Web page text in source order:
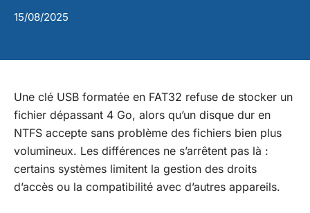
15/08/2025
Une clé USB formatée en FAT32 refuse de stocker un
fichier dépassant 4 Go, alors qu’un disque dur en
NTFS accepte sans problème des fichiers bien plus
volumineux. Les différences ne s’arrêtent pas là :
certains systèmes limitent la gestion des droits
d’accès ou la compatibilité avec d’autres appareils.